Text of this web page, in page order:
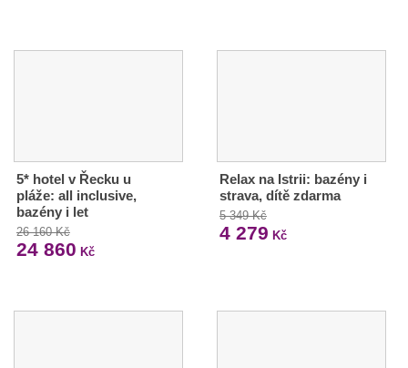
5* hotel v Řecku u
pláže: all inclusive,
bazény i let
26 160 Kč
24 860 Kč
Relax na Istrii: bazény i
strava, dítě zdarma
5 349 Kč
4 279 Kč